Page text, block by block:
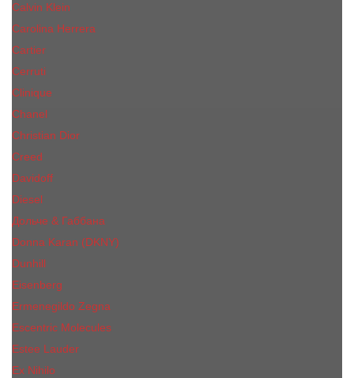
Calvin Klein
Carolina Herrera
Cartier
Cerruti
Сliniquе
Chanel
Christian Dior
Creed
Davidoff
Diesel
Дольче & Габбана
Donna Karan (DKNY)
Dunhill
Eisenberg
Ermenegildo Zegna
Escentric Molecules
Еsteе Lаudеr
Ex Nihilo